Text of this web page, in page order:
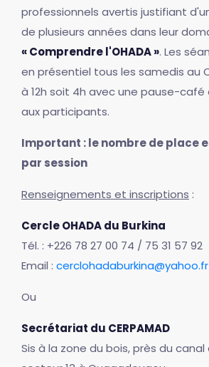
professionnels avertis justifiant
de plusieurs années dans leur
« Comprendre l'OHADA ». Les
en présentiel tous les samedis au
à 12h soit 4h avec une pause-café
aux participants.
Important : le nombre de place
par session
Renseignements et inscriptions :
Cercle OHADA du Burkina
Tél. : +226 78 27 00 74 / 75 31 57 92
Email : cerclohadaburkina@yahoo.fr
Ou
Secrétariat du CERPAMAD
Sis à la zone du bois, près du